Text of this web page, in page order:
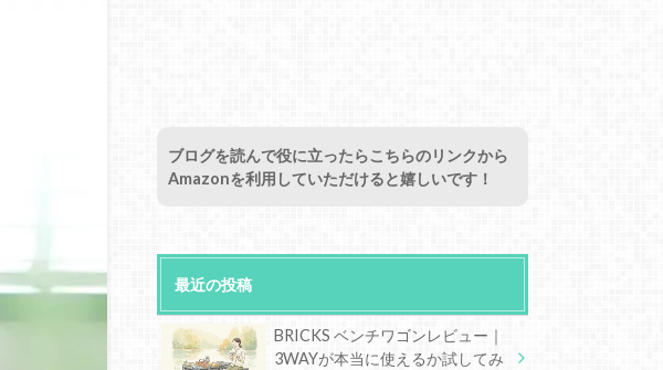
ブログを読んで役に立ったらこちらのリンクから
Amazonを利用していただけると嬉しいです！
最近の投稿
BRICKS ベンチワゴンレビュー｜
3WAYが本当に使えるか試してみ